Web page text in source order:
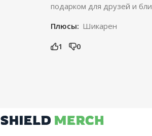
подарком для друзей и
Плюсы: Шикарен
1 0